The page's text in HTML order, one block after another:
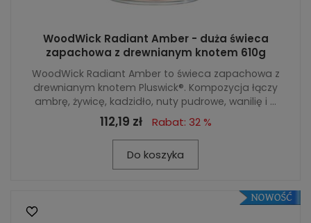
WoodWick Radiant Amber - duża świeca
zapachowa z drewnianym knotem 610g
WoodWick Radiant Amber to świeca zapachowa z
drewnianym knotem Pluswick®. Kompozycja łączy
ambrę, żywicę, kadzidło, nuty pudrowe, wanilię i ...
112,19 zł Rabat: 32 %
Do koszyka